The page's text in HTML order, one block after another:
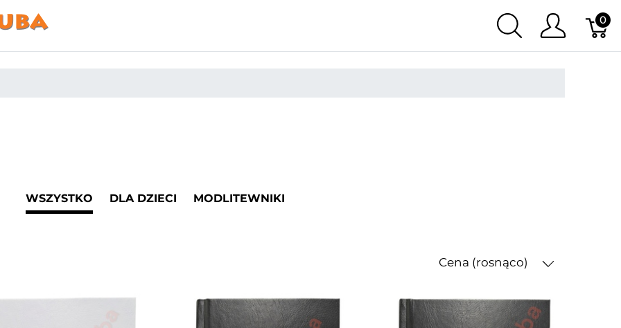
0
WSZYSTKO DLA DZIECI MODLITEWNIKI
Cena (rosnąco)